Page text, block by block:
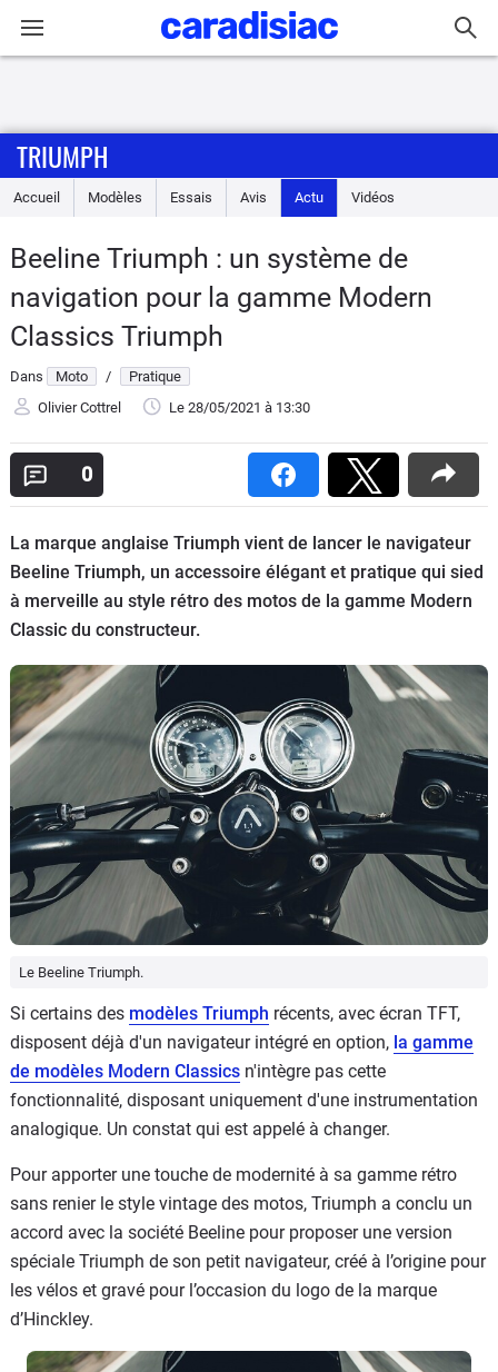
Accueil
Essais
Equipement
Avis
Forum
Scooters
125
Marques
Services
Auto
TRIUMPH
Accueil Modèles Essais Avis Actu Vidéos
Beeline Triumph : un système de
navigation pour la gamme Modern
Classics Triumph
Dans Moto /
Pratique
Olivier Cottrel
Le 28/05/2021 à 13:30
0
La marque anglaise Triumph vient de lancer le navigateur
Beeline Triumph, un accessoire élégant et pratique qui sied
à merveille au style rétro des motos de la gamme Modern
Classic du constructeur.
Le Beeline Triumph.
Si certains des modèles Triumph récents, avec écran TFT,
disposent déjà d'un navigateur intégré en option, la gamme
de modèles Modern Classics n'intègre pas cette
fonctionnalité, disposant uniquement d'une instrumentation
analogique. Un constat qui est appelé à changer.
Pour apporter une touche de modernité à sa gamme rétro
sans renier le style vintage des motos, Triumph a conclu un
accord avec la société Beeline pour proposer une version
spéciale Triumph de son petit navigateur, créé à l’origine pour
les vélos et gravé pour l’occasion du logo de la marque
d’Hinckley.